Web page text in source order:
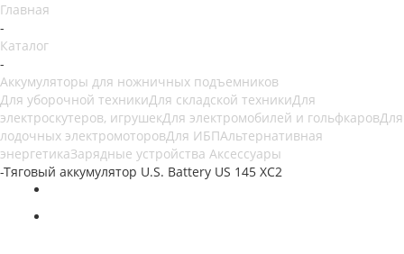
Главная
-
Каталог
-
Аккумуляторы для ножничных подъемников
Для уборочной техникиДля складской техникиДля
электроскутеров, игрушекДля электромобилей и гольфкаровДля
лодочных электромоторовДля ИБПАльтернативная
энергетикаЗарядные устройства Аксессуары
-Тяговый аккумулятор U.S. Battery US 145 XC2